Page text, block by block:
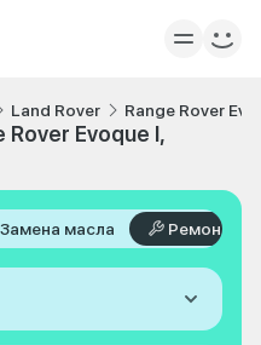
Land Rover Range Rover
Rover Evoque I,
Замена масла Ремонт